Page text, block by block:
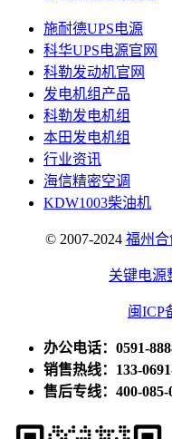
施耐德UPS电源
科华UPS电源官网
科勒发动机官网
发电机组产品
科勒发电机组
本田发电机组
行业资讯
海信精密空调
KDW1003柴油机
© 2007-2024 福州合
关键电源
闽ICP
办公电话：0591-
销售热线：133-
售后专线：400-085-